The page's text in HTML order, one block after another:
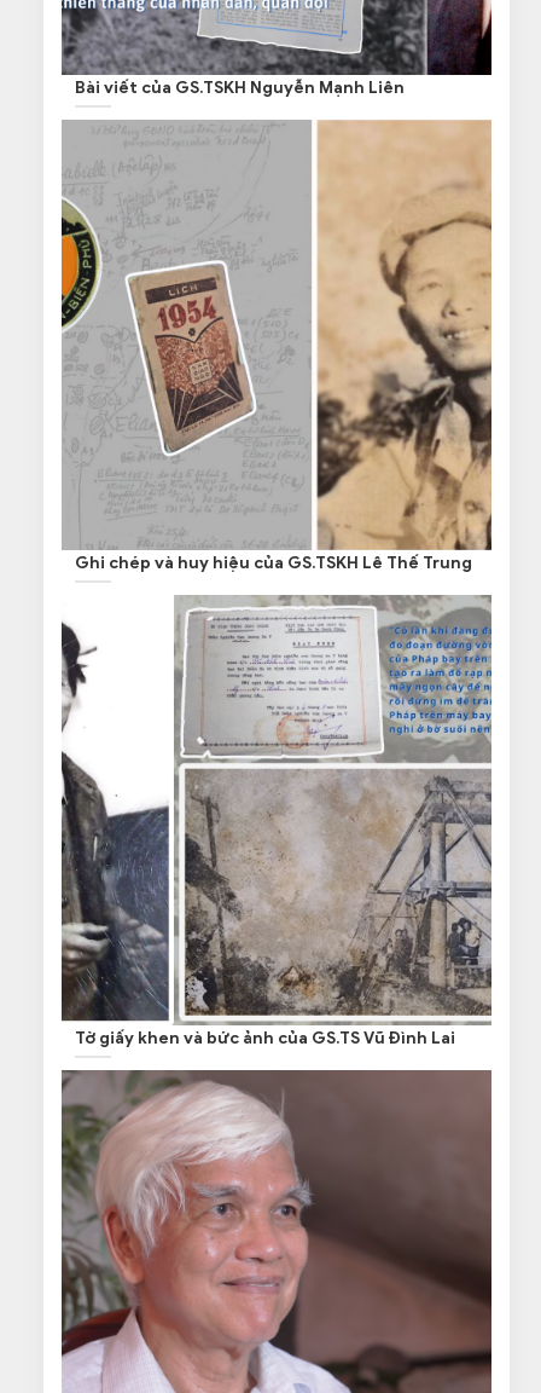
Bài viết của GS.TSKH Nguyễn Mạnh Liên
Ghi chép và huy hiệu của GS.TSKH Lê Thế Trung
Tờ giấy khen và bức ảnh của GS.TS Vũ Đình Lai